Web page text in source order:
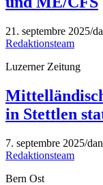
21. septembre 2025/
Redaktionsteam
Luzerner Zeitung
in Stettlen
7. septembre 2025/
Redaktionsteam
Bern Ost